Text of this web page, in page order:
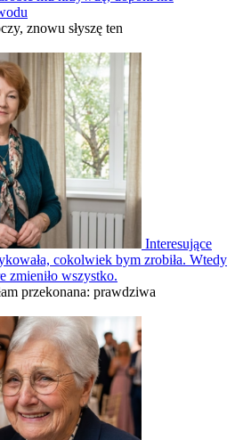
znowu słyszę ten
Interesujące
cokolwiek bym zrobiła. Wtedy
zmieniło wszystko.
przekonana: prawdziwa